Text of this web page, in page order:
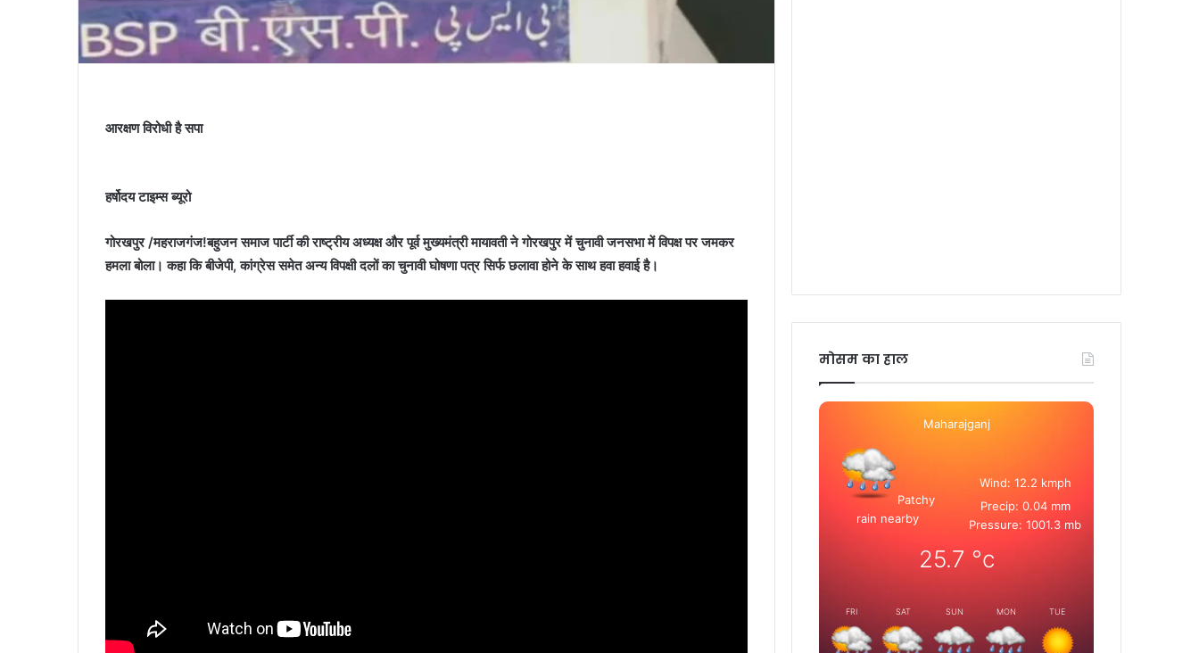
आरक्षण विरोधी है सपा
हर्षोदय टाइम्स ब्यूरो
गोरखपुर /महराजगंज!बहुजन समाज पार्टी की राष्ट्रीय अध्यक्ष और पूर्व मुख्यमंत्री मायावती ने गोरखपुर में चुनावी जनसभा में विपक्ष पर जमकर
हमला बोला। कहा कि बीजेपी, कांग्रेस समेत अन्य विपक्षी दलों का चुनावी घोषणा पत्र सिर्फ छलावा होने के साथ हवा हवाई है।
मोसम का हाल
Maharajganj
Patchy
rain nearby
Wind: 12.2 kmph
Precip: 0.04 mm
Pressure: 1001.3 mb
25.7 °c
FRI SAT SUN MON TUE